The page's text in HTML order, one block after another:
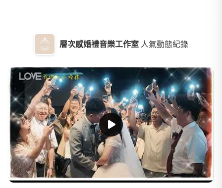
層次感婚禮音樂工作室 人氣動態紀錄